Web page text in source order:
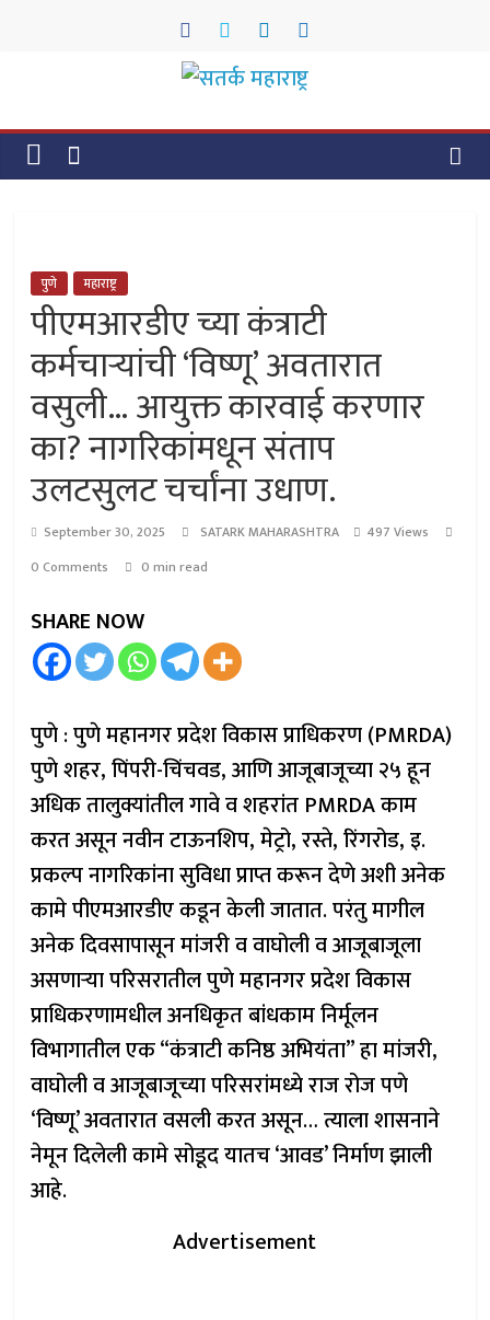
सतर्क
महाराष्ट्र
पुणे महाराष्ट्र
पीएमआरडीए च्या कंत्राटी
कर्मचाऱ्यांची ‘विष्णू’ अवतारात
वसुली… आयुक्त कारवाई करणार
का? नागरिकांमधून संताप
उलटसुलट चर्चांना उधाण.
September 30, 2025 SATARK MAHARASHTRA
497 Views
0 Comments
0 min read
SHARE NOW
पुणे : पुणे महानगर प्रदेश विकास प्राधिकरण (PMRDA)
पुणे शहर, पिंपरी-चिंचवड, आणि आजूबाजूच्या २५ हून
अधिक तालुक्यांतील गावे व शहरांत PMRDA काम
करत असून नवीन टाऊनशिप, मेट्रो, रस्ते, रिंगरोड, इ.
प्रकल्प नागरिकांना सुविधा प्राप्त करून देणे अशी अनेक
कामे पीएमआरडीए कडून केली जातात. परंतु मागील
अनेक दिवसापासून मांजरी व वाघोली व आजूबाजूला
असणाऱ्या परिसरातील पुणे महानगर प्रदेश विकास
प्राधिकरणामधील अनधिकृत बांधकाम निर्मूलन
विभागातील एक “कंत्राटी कनिष्ठ अभियंता” हा मांजरी,
वाघोली व आजूबाजूच्या परिसरांमध्ये राज रोज पणे
‘विष्णू’ अवतारात वसली करत असून… त्याला शासनाने
नेमून दिलेली कामे सोडूद यातच ‘आवड’ निर्माण झाली
आहे.
Advertisement